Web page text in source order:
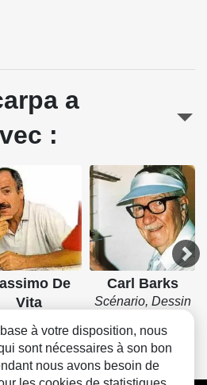
a
:
De
Vita
Carl Barks
Scénario, Dessin
à votre disposition, nous
sont nécessaires à son bon
nous avons besoin de